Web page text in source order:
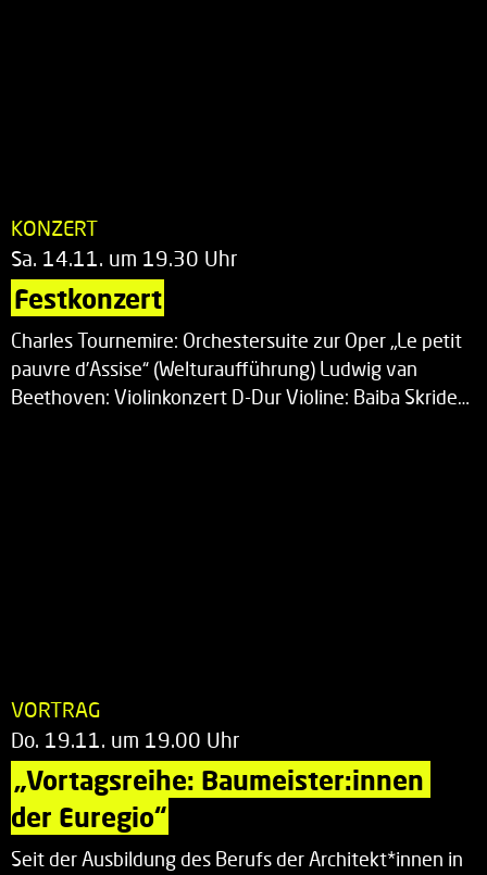
KONZERT
Sa. 14.11. um 19.30 Uhr
Festkonzert
Charles Tournemire: Orchestersuite zur Oper „Le petit
pauvre d’Assise“ (Welturaufführung) Ludwig van
Beethoven: Violinkonzert D-Dur Violine: Baiba Skride…
VORTRAG
Do. 19.11. um 19.00 Uhr
„Vortagsreihe: Baumeister:innen
der Euregio“
Seit der Ausbildung des Berufs der Architekt*innen in